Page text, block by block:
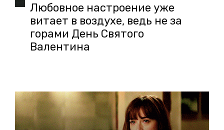
Любовное настроение уже
витает в воздухе, ведь не за
горами День Святого
Валентина